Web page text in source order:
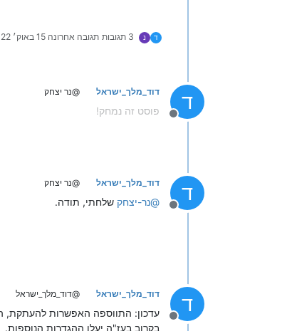
ד נ 3 תגובות תגובה אחרונה 15 באוק׳ 2022, 21:47
ד
מנותק
דוד_מלך_ישראל @נר יצחק
פוסט זה נמחק!
ד
מנותק
דוד_מלך_ישראל @נר יצחק
@נר-יצחק שלחתי, תודה.
ד
מנותק
דוד_מלך_ישראל @דוד_מלך_ישראל
עדכון: התווספה האפשרות להעתקת,
בקרוב בעז"ה יעלו ההגדרות הנוספות.